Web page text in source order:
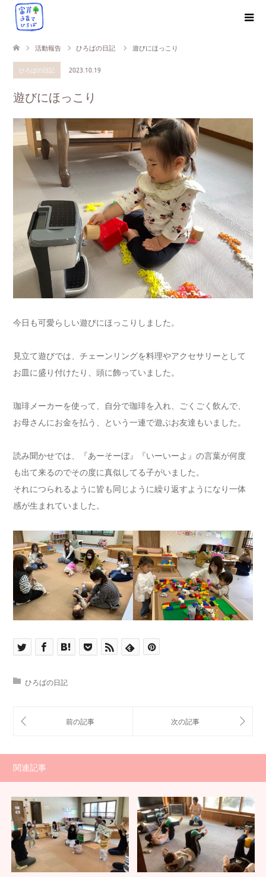
活動報告 ひろばの日記 遊びにほっこり
ひろばの日記 2023.10.19
遊びにほっこり
今日も可愛らしい遊びにほっこりしました。
見立て遊びでは、チェーンリングを料理やアクセサリーとして
お皿に盛り付けたり、頭に飾っていました。
珈琲メーカーを使って、自分で珈琲を入れ、ごくごく飲んで、
お母さんにお金を払う、という一連で遊ぶお友達もいました。
読み聞かせでは、『あーそーぼ』『いーいーよ』の言葉が何度
も出て来るのでその度に真似してる子がいました。
それにつられるように皆も同じように繰り返すようになり一体
感が生まれていました。
ひろばの日記
関連記事